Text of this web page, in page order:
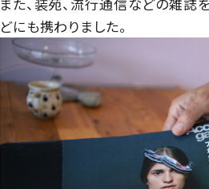
どにも携わりました。